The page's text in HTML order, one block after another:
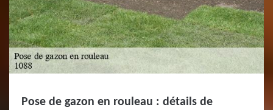
Pose de gazon en rouleau : détails de